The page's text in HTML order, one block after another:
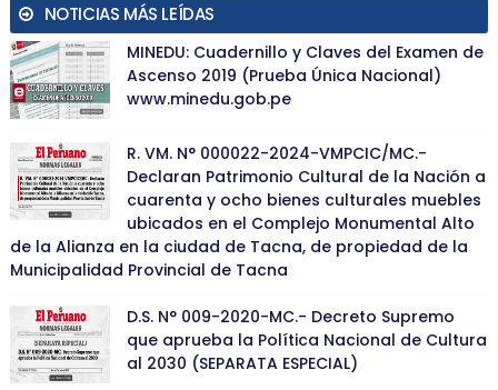
NOTICIAS MÁS LEÍDAS
MINEDU: Cuadernillo y Claves del Examen de
Ascenso 2019 (Prueba Única Nacional)
www.minedu.gob.pe
R. VM. N° 000022-2024-VMPCIC/MC.-
Declaran Patrimonio Cultural de la Nación a
cuarenta y ocho bienes culturales muebles
ubicados en el Complejo Monumental Alto
de la Alianza en la ciudad de Tacna, de propiedad de la
Municipalidad Provincial de Tacna
D.S. N° 009-2020-MC.- Decreto Supremo
que aprueba la Política Nacional de Cultura
al 2030 (SEPARATA ESPECIAL)